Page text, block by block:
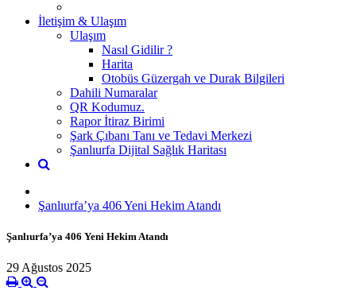
İletişim & Ulaşım
Ulaşım
Nasıl Gidilir ?
Harita
Otobüs Güzergah ve Durak Bilgileri
Dahili Numaralar
QR Kodumuz.
Rapor İtiraz Birimi
Şark Çıbanı Tanı ve Tedavi Merkezi
Şanlıurfa Dijital Sağlık Haritası
Şanlıurfa’ya 406 Yeni Hekim Atandı
Şanlıurfa’ya 406 Yeni Hekim Atandı
29 Ağustos 2025